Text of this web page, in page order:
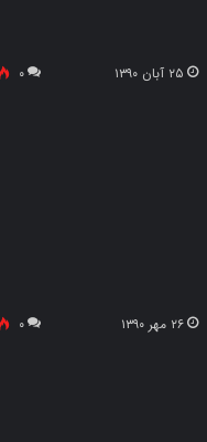
۲۵ آبان ۱۳۹۰ ۰
۲۶ مهر ۱۳۹۰ ۰
س